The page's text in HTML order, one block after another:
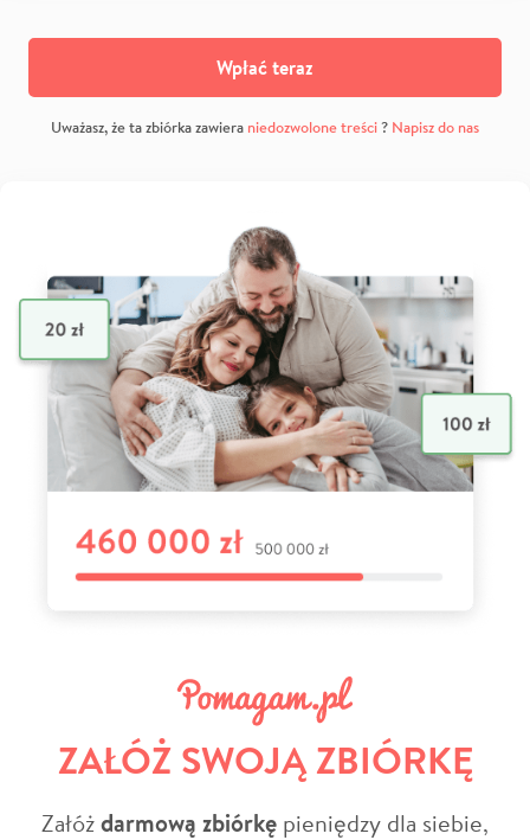
Wpłać teraz
Uważasz, że ta zbiórka zawiera niedozwolone treści? Napisz do nas
ZAŁÓŻ SWOJĄ ZBIÓRKĘ
Załóżdarmową zbiórkę pieniędzy dla siebie,